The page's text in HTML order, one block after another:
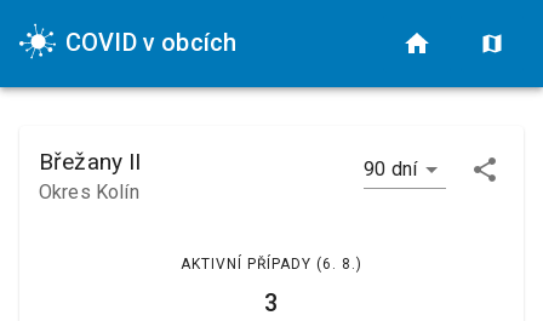
COVID v obcích
Břežany II
Okres Kolín
90 dní
AKTIVNÍ PŘÍPADY (6. 8.)
3